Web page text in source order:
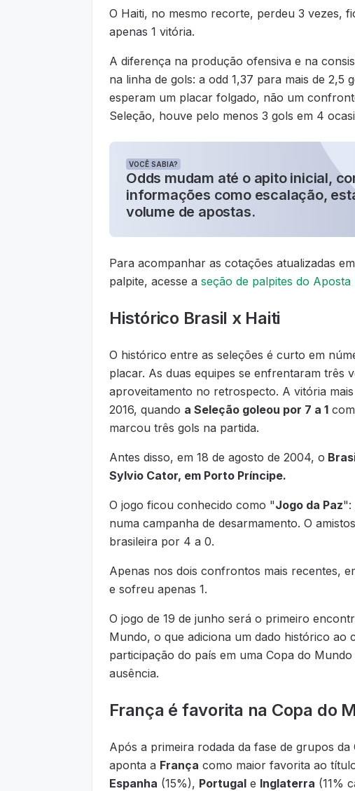
O Haiti, no mesmo recorte, perdeu 3 vezes,
apenas 1 vitória.
A diferença na produção ofensiva e na
na linha de gols: a odd 1,37 para mais de 2,5
esperam um placar folgado, não um
Seleção, houve pelo menos 3 gols em 4
VOCÊ SABIA?
Odds mudam até o apito inicial,
informações como escalação,
volume de apostas.
Para acompanhar as cotações atualizadas
palpite, acesse a seção de palpites do Aposta
Histórico Brasil x Haiti
O histórico entre as seleções é curto em
placar. As duas equipes se enfrentaram três
aproveitamento no retrospecto. A vitória
2016, quando a Seleção goleou por 7 a 1
marcou três gols na partida.
Antes disso, em 18 de agosto de 2004, o
Sylvio Cator, em Porto Príncipe.
O jogo ficou conhecido como "Jogo da Paz":
numa campanha de desarmamento. O
brasileira por 4 a 0.
Apenas nos dois confrontos mais recentes,
e sofreu apenas 1.
O jogo de 19 de junho será o primeiro
Mundo, o que adiciona um dado histórico ao
participação do país em uma Copa do
ausência.
França é favorita na Copa do
Após a primeira rodada da fase de grupos
aponta a França como maior favorita ao
Espanha (15%), Portugal e Inglaterra (11%